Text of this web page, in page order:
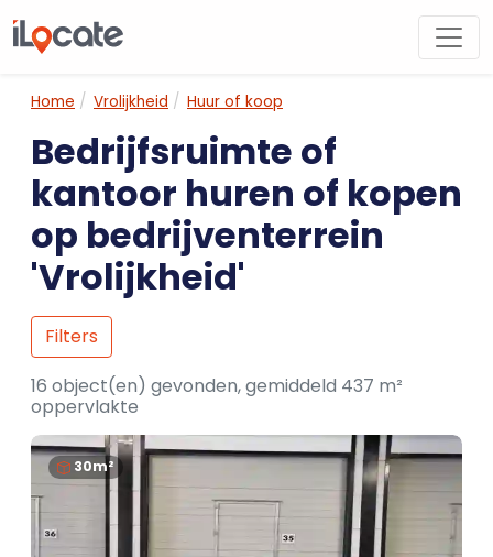
Home Vrolijkheid Huur of koop
Bedrijfsruimte of
kantoor huren of kopen
op bedrijventerrein
'Vrolijkheid'
Filters
16 object(en) gevonden, gemiddeld 437 m²
oppervlakte
30m²